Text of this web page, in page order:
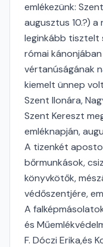
emlékezünk:
augusztus 10.?)
leginkább tisztelt
római
vértanúságának
kiemelt ünnep
Szent Ilonára,
Szent Kereszt
emléknapján,
A tizenkét
bőrmunkások,
könyvkötők,
védőszentjére,
A
és
F. Dóczi Erika,és